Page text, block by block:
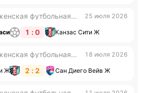
футбольная
25 июля 2026
1 : 0 Канзас Сити Ж
футбольная
18 июля 2026
Ж 2 : 2 Сан Диего Вейв Ж